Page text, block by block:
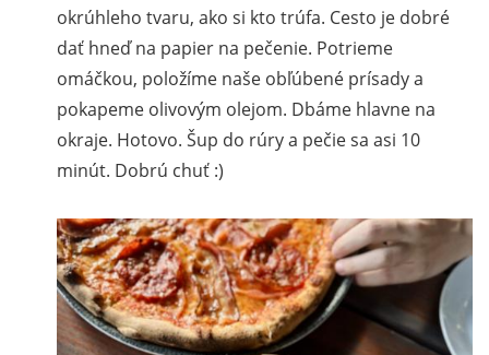
okrúhleho tvaru, ako si kto trúfa. Cesto je dobré
dať hneď na papier na pečenie. Potrieme
omáčkou, položíme naše obľúbené prísady a
pokapeme olivovým olejom. Dbáme hlavne na
okraje. Hotovo. Šup do rúry a pečie sa asi 10
minút. Dobrú chuť :)